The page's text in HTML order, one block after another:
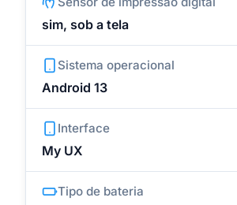
sim, sob a tela
Sistema operacional
Android 13
Interface
My UX
Tipo de bateria